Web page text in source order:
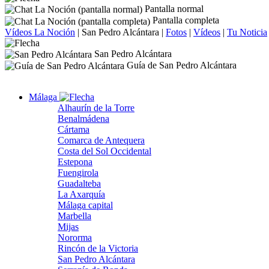
Pantalla normal
Pantalla completa
Vídeos La Noción | San Pedro Alcántara | Fotos | Vídeos | Tu Noticia
San Pedro Alcántara
Guía de San Pedro Alcántara
Málaga
Alhaurín de la Torre
Benalmádena
Cártama
Comarca de Antequera
Costa del Sol Occidental
Estepona
Fuengirola
Guadalteba
La Axarquía
Málaga capital
Marbella
Mijas
Nororma
Rincón de la Victoria
San Pedro Alcántara